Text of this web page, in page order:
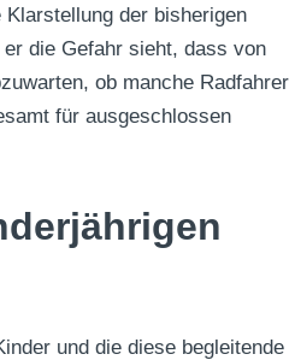
der bisherigen
die Gefahr sieht, dass von
ob manche Radfahrer
für ausgeschlossen
und die diese begleitende